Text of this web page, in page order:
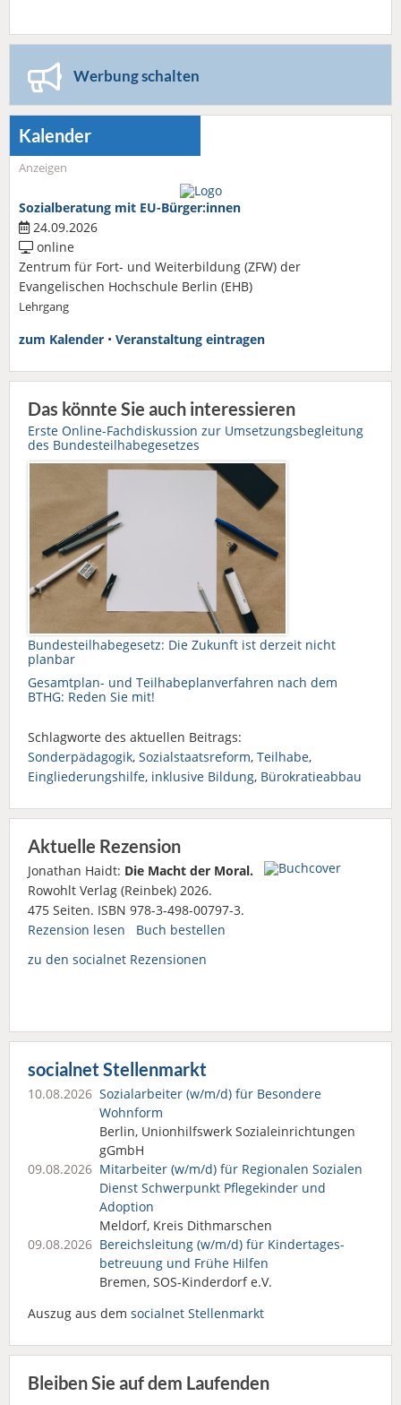
Werbung schalten
Kalender
Anzeigen
Sozialberatung mit EU-Bürger:innen
24.09.2026
online
Zentrum für Fort- und Weiterbildung (ZFW) der
Evangelischen Hochschule Berlin (EHB)
Lehrgang
zum Kalender • Veranstaltung eintragen
Das könnte Sie auch interessieren
Erste Online-Fachdiskussion zur Umsetzungsbegleitung
des Bundesteilhabegesetzes
Bundesteilhabegesetz: Die Zukunft ist derzeit nicht
planbar
Gesamtplan- und Teilhabeplanverfahren nach dem
BTHG: Reden Sie mit!
Schlagworte des aktuellen Beitrags:
Sonderpädagogik, Sozialstaatsreform, Teilhabe,
Eingliederungshilfe, inklusive Bildung, Bürokratieabbau
Aktuelle Rezension
Jonathan Haidt: Die Macht der Moral.
Rowohlt Verlag (Reinbek) 2026.
475 Seiten. ISBN 978-3-498-00797-3.
Rezension lesen
Buch bestellen
zu den socialnet Rezensionen
socialnet Stellenmarkt
10.08.2026 Sozialarbeiter (w/m/d) für Besondere
Wohnform
Berlin, Unionhilfswerk Sozialeinrichtungen
gGmbH
09.08.2026 Mitarbeiter (w/m/d) für Regionalen Sozialen
Dienst Schwerpunkt Pflegekinder und
Adoption
Meldorf, Kreis Dithmarschen
09.08.2026 Bereichsleitung (w/m/d) für Kindertages­
betreuung und Frühe Hilfen
Bremen, SOS-Kinderdorf e.V.
Auszug aus dem socialnet Stellenmarkt
Bleiben Sie auf dem Laufenden